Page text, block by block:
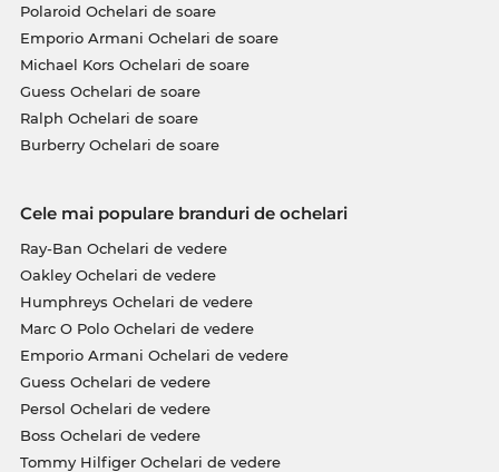
Polaroid Ochelari de soare
Emporio Armani Ochelari de soare
Michael Kors Ochelari de soare
Guess Ochelari de soare
Ralph Ochelari de soare
Burberry Ochelari de soare
Cele mai populare branduri de ochelari
Ray-Ban Ochelari de vedere
Oakley Ochelari de vedere
Humphreys Ochelari de vedere
Marc O Polo Ochelari de vedere
Emporio Armani Ochelari de vedere
Guess Ochelari de vedere
Persol Ochelari de vedere
Boss Ochelari de vedere
Tommy Hilfiger Ochelari de vedere